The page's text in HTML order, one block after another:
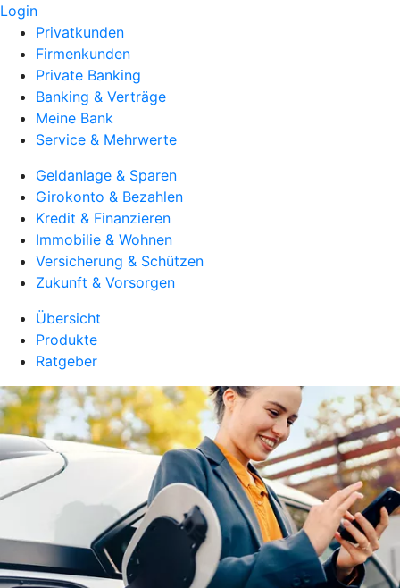
Login
Privatkunden
Firmenkunden
Private Banking
Banking & Verträge
Meine Bank
Service & Mehrwerte
Geldanlage & Sparen
Girokonto & Bezahlen
Kredit & Finanzieren
Immobilie & Wohnen
Versicherung & Schützen
Zukunft & Vorsorgen
Übersicht
Produkte
Ratgeber